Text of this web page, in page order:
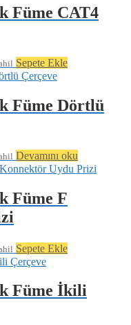
Füme CAT4
Sepete Ekle
Füme Dörtlü
Devamını oku
Füme F
Sepete Ekle
Füme İkili